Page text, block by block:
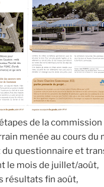
de la commission
menée au cours du
du questionnaire et
le mois de juillet/août,
résultats fin août,